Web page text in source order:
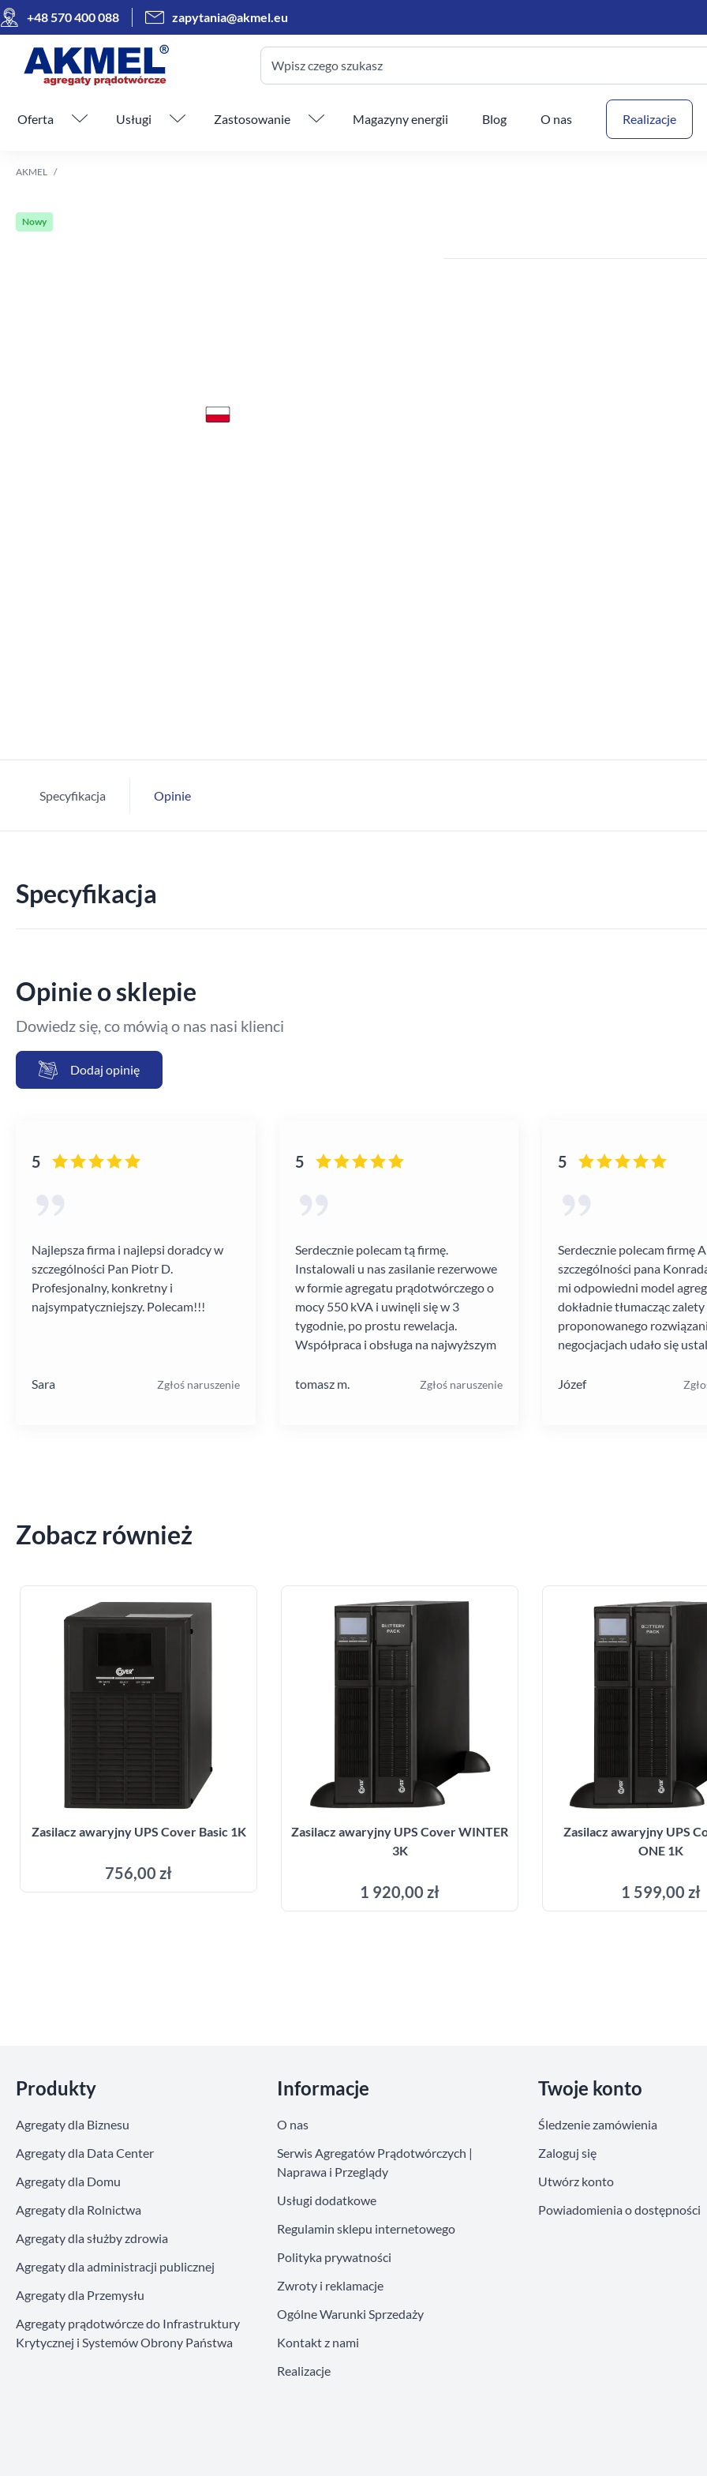
+48 570 400 088 zapytania@akmel.eu
Wpisz czego szukasz
Pomiń menu
Oferta Usługi Zastosowanie Magazyny energii Blog O nas Realizacje
AKMEL
Nowy
Specyfikacja Opinie
Specyfikacja
Opinie o sklepie
Dowiedz się, co mówią o nas nasi klienci
Dodaj opinię
5
Najlepsza firma i najlepsi doradcy w
szczególności Pan Piotr D.
Profesjonalny, konkretny i
najsympatyczniejszy. Polecam!!!
Sara Zgłoś naruszenie
5
Serdecznie polecam tą firmę.
Instalowali u nas zasilanie rezerwowe
w formie agregatu prądotwórczego o
mocy 550 kVA i uwinęli się w 3
tygodnie, po prostu rewelacja.
Współpraca i obsługa na najwyższym
tomasz m.
Zgłoś naruszenie
5
Serdecznie polecam firmę
szczególności pana
mi odpowiedni model
dokładnie tłumacząc zalety
proponowanego
negocjacjach udało się
szybko i schludnie.
Józef
Zobacz również
Zasilacz awaryjny UPS Cover Basic 1K
756,00 zł
Zasilacz awaryjny UPS Cover WINTER
3K
1 920,00 zł
Zasilacz awaryjny UPS
ONE 1K
1 599,00 zł
Produkty
Agregaty dla Biznesu
Agregaty dla Data Center
Agregaty dla Domu
Agregaty dla Rolnictwa
Agregaty dla służby zdrowia
Agregaty dla administracji publicznej
Agregaty dla Przemysłu
Agregaty prądotwórcze do Infrastruktury
Krytycznej i Systemów Obrony Państwa
Informacje
O nas
Serwis Agregatów Prądotwórczych |
Naprawa i Przeglądy
Usługi dodatkowe
Regulamin sklepu internetowego
Polityka prywatności
Zwroty i reklamacje
Ogólne Warunki Sprzedaży
Kontakt z nami
Realizacje
Twoje konto
Śledzenie zamówienia
Zaloguj się
Utwórz konto
Powiadomienia o dostępności